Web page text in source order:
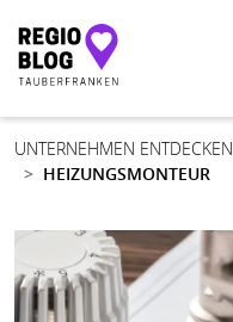
Hauptnavigation
UNTERNEHMEN ENTDECKEN
HEIZUNGSMONTEUR